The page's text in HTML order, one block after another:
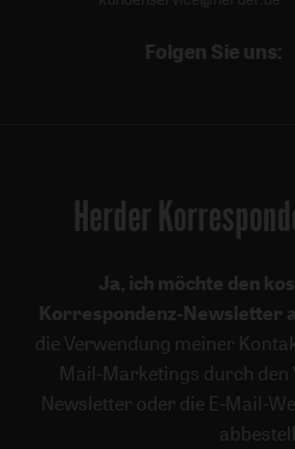
Folgen Sie uns:
Herder
Ja, ich möchte den
Korrespondenz-Newsletter
die Verwendung meiner
Mail-Marketings durch den
Newsletter oder die E-Mail-